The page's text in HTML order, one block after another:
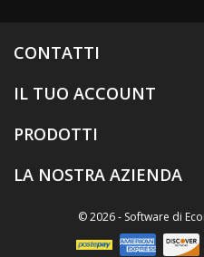
CONTATTI
IL TUO ACCOUNT
PRODOTTI
LA NOSTRA AZIENDA
© 2026 - Software di